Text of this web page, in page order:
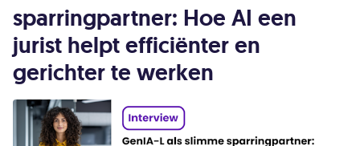
sparringpartner: Hoe AI een
jurist helpt efficiënter en
gerichter te werken